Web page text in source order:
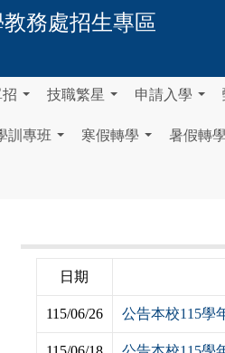
教務處招生專區
技職繁星 申請入學
訓專班
寒假轉學 暑假轉學
日期
115/06/26 公告本校115學